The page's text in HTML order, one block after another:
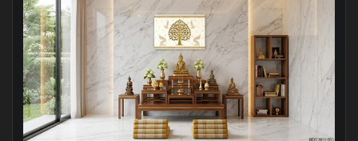
SPE-
012]
ลาย
ไทย
โม
เดิร์น
สติ๊กเกอร์
ติด
ผนัง
ห้อง